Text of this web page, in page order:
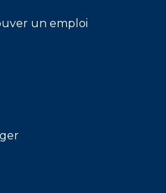
un emploi